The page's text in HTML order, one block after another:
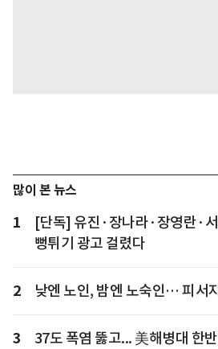
많이 본 뉴스
1
[단독] 유진·장나라·장영란·
뻥튀기 광고 걸렸다
2 낮엔 노인, 밤엔 노숙인… 피서
3 37도 폭염 뚫고... 美해병대 한